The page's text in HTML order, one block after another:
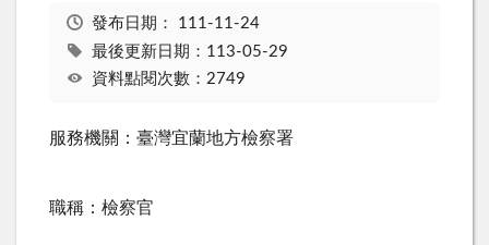
發布日期： 111-11-24
最後更新日期：113-05-29
資料點閱次數：2749
服務機關：臺灣宜蘭地方檢察署
職稱：檢察官